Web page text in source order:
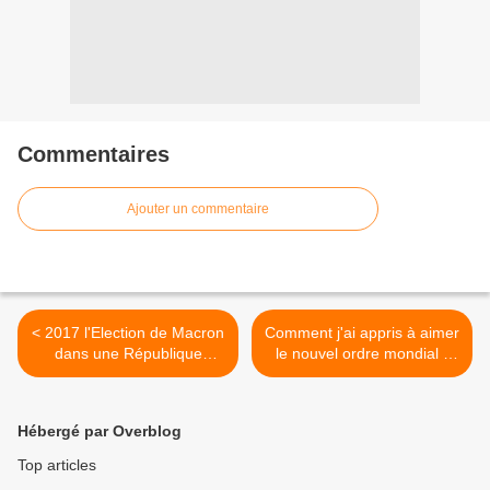
Commentaires
Ajouter un commentaire
< 2017 l'Election de Macron
dans une République
bananière
Comment j'ai appris à aimer
le nouvel ordre mondial -
Joe Biden, 1992 >
Hébergé par Overblog
Top articles